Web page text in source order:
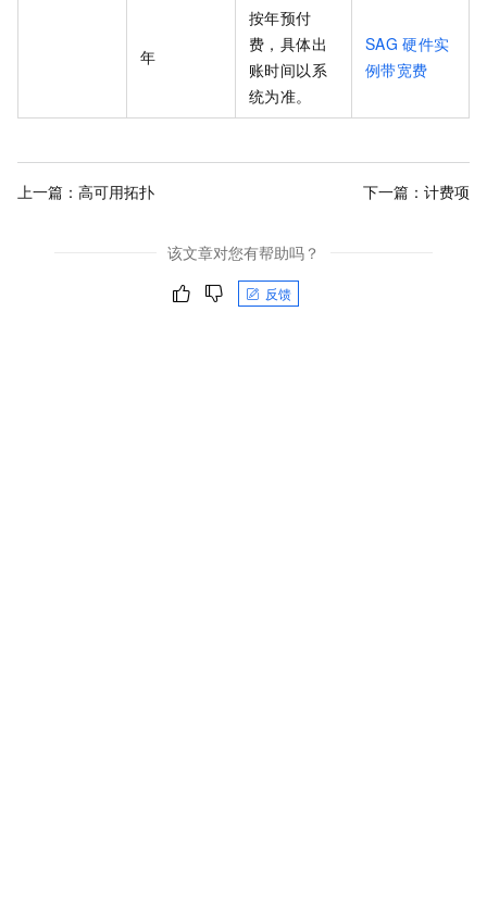
年
按年预付
费，具体出
账时间以系
统为准。
SAG 硬件实
例带宽费
上一篇： 高可用拓扑 下一篇： 计费项
该文章对您有帮助吗？
反馈